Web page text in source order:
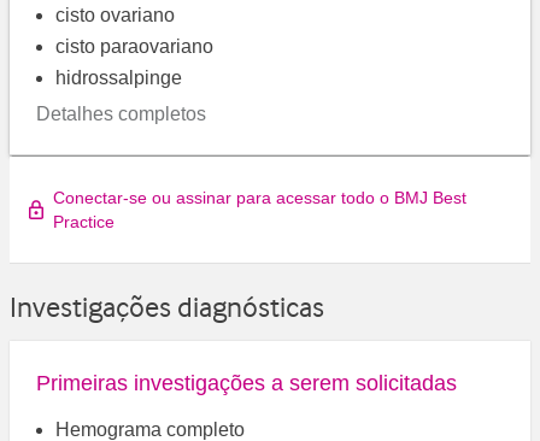
cisto ovariano
cisto paraovariano
hidrossalpinge
Detalhes completos
Conectar-se ou assinar para acessar todo o BMJ Best
Practice
Investigações diagnósticas
Primeiras investigações a serem solicitadas
Hemograma completo